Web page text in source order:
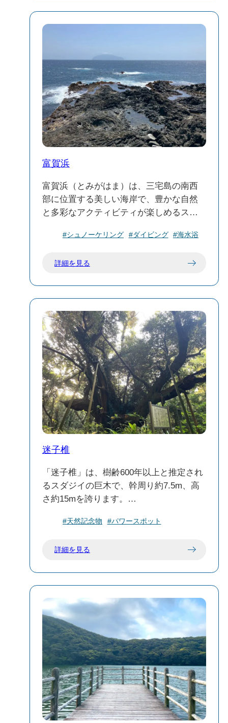
富賀浜
富賀浜（とみがはま）は、三宅島の南西
部に位置する美しい海岸で、豊かな自然
と多彩なアクティビティが楽しめるスポ
リングに適した透明度の高い海が魅力
楽しめます。また、富賀浜周辺は、火山
す。アクセスは、三宅島の主要道路から
車で約15分程度で、駐車場も整備されて
います。訪れる際は、自然環境を大切に
しながら、三宅島ならではの海と景観を
満喫してください。
#シュノーケリング #ダイビング #海水浴
詳細を見る
迷子椎
「迷子椎」は、樹齢600年以上と推定され
るスダジイの巨木で、幹周り約7.5m、高
さ約15mを誇ります。
人々が、この大木を目印にして帰路を見
もの火山噴火を乗り越え、島の人々の暮
#天然記念物 #パワースポット
詳細を見る